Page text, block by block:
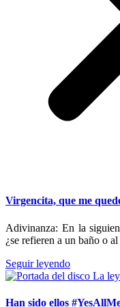
Virgencita, que me
Adivinanza: En la
¿se refieren a un baño o
Seguir leyendo
Han sido ellos